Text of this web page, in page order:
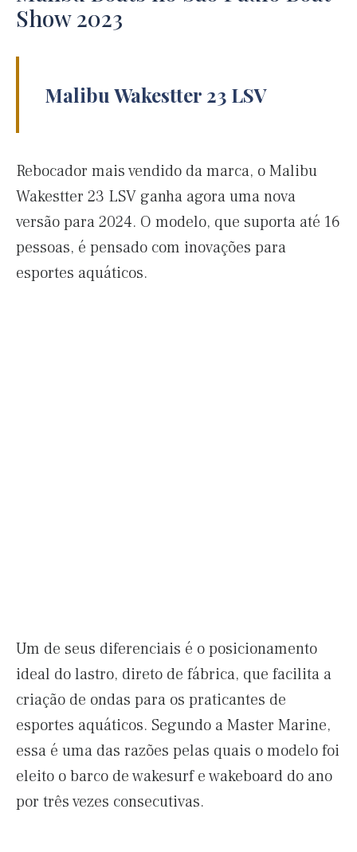
Show 2023
Malibu Wakestter 23 LSV
Rebocador mais vendido da marca, o Malibu
Wakestter 23 LSV ganha agora uma nova
versão para 2024. O modelo, que suporta até 16
pessoas, é pensado com inovações para
esportes aquáticos.
Um de seus diferenciais é o posicionamento
ideal do lastro, direto de fábrica, que facilita a
criação de ondas para os praticantes de
esportes aquáticos. Segundo a Master Marine,
essa é uma das razões pelas quais o modelo foi
eleito o barco de wakesurf e wakeboard do ano
por três vezes consecutivas.